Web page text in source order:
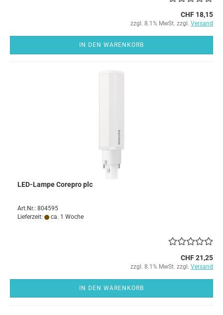
CHF 18,15
zzgl. 8.1% MwSt. zzgl. Versand
IN DEN WARENKORB
LED-Lampe Corepro plc
Art.Nr.: 804595
Lieferzeit:
ca. 1 Woche
CHF 21,25
zzgl. 8.1% MwSt. zzgl. Versand
IN DEN WARENKORB